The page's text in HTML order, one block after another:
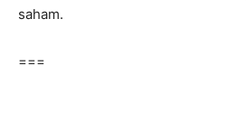
saham.
===